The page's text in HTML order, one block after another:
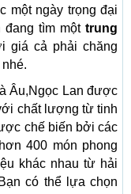
một ngày trọng đại
tìm một trung
giá cả phải chăng
Âu,Ngọc Lan được
chất lượng từ tinh
chế biến bởi các
400 món phong
khác nhau từ hải
có thể lựa chọn